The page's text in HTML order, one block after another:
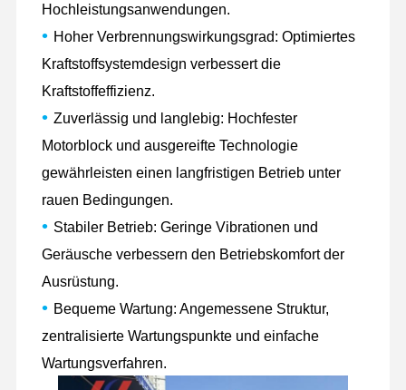
Injektionspumpe
Turbolader-Versammlung
Andere Motorteile
Elektrische Komponenten von Motoren
Kraftstoffsystem des Motors
Hydraulikteile für Bagger
Ersatzteile für Bagger
Hochleistungsanwendungen.
• Hoher Verbrennungswirkungsgrad: Optimiertes
Kraftstoffsystemdesign verbessert die
Kraftstoffeffizienz.
• Zuverlässig und langlebig: Hochfester
Motorblock und ausgereifte Technologie
gewährleisten einen langfristigen Betrieb unter
rauen Bedingungen.
• Stabiler Betrieb: Geringe Vibrationen und
Geräusche verbessern den Betriebskomfort der
Ausrüstung.
• Bequeme Wartung: Angemessene Struktur,
zentralisierte Wartungspunkte und einfache
Wartungsverfahren.